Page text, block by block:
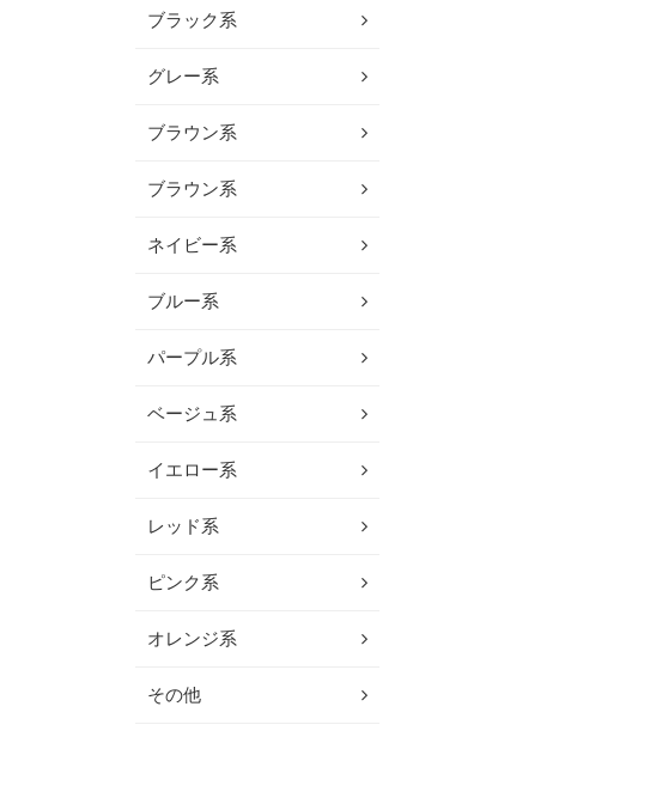
ブラック系
グレー系
ブラウン系
ブラウン系
ネイビー系
ブルー系
パープル系
ベージュ系
イエロー系
レッド系
ピンク系
オレンジ系
その他